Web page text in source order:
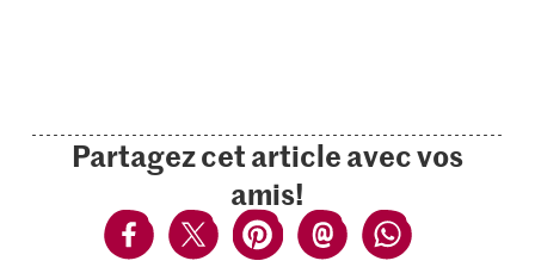
Partagez cet article avec vos
amis!